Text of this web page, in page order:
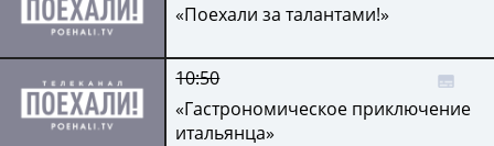
«Поехали за талантами!»
10:50
«Гастрономическое приключение
итальянца»